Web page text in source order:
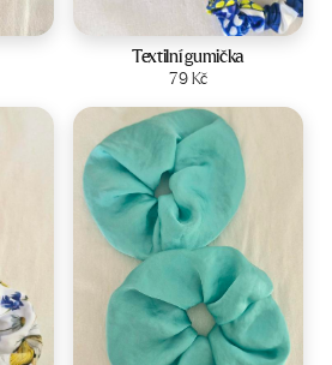
Textilní gumička
79Kč
Zobrazit produkt